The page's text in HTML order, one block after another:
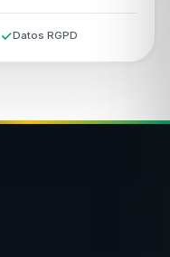
Datos RGPD